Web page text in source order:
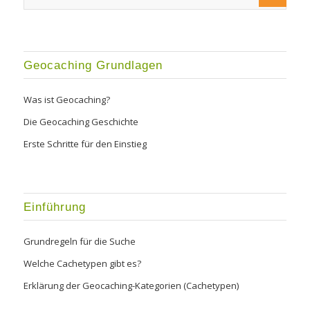
Geocaching Grundlagen
Was ist Geocaching?
Die Geocaching Geschichte
Erste Schritte für den Einstieg
Einführung
Grundregeln für die Suche
Welche Cachetypen gibt es?
Erklärung der Geocaching-Kategorien (Cachetypen)